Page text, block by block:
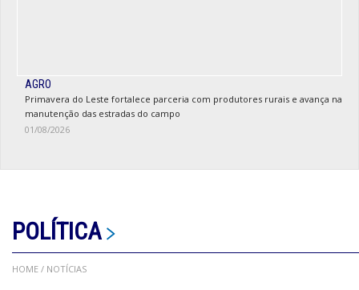
AGRO
Primavera do Leste fortalece parceria com produtores rurais e avança na
manutenção das estradas do campo
01/08/2026
POLÍTICA
HOME / NOTÍCIAS